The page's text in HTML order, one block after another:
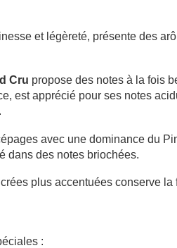
et légèreté, présente des
Cru propose des notes à la fois
est apprécié pour ses notes
avec une dominance du
dans des notes briochées.
plus accentuées conserve
: